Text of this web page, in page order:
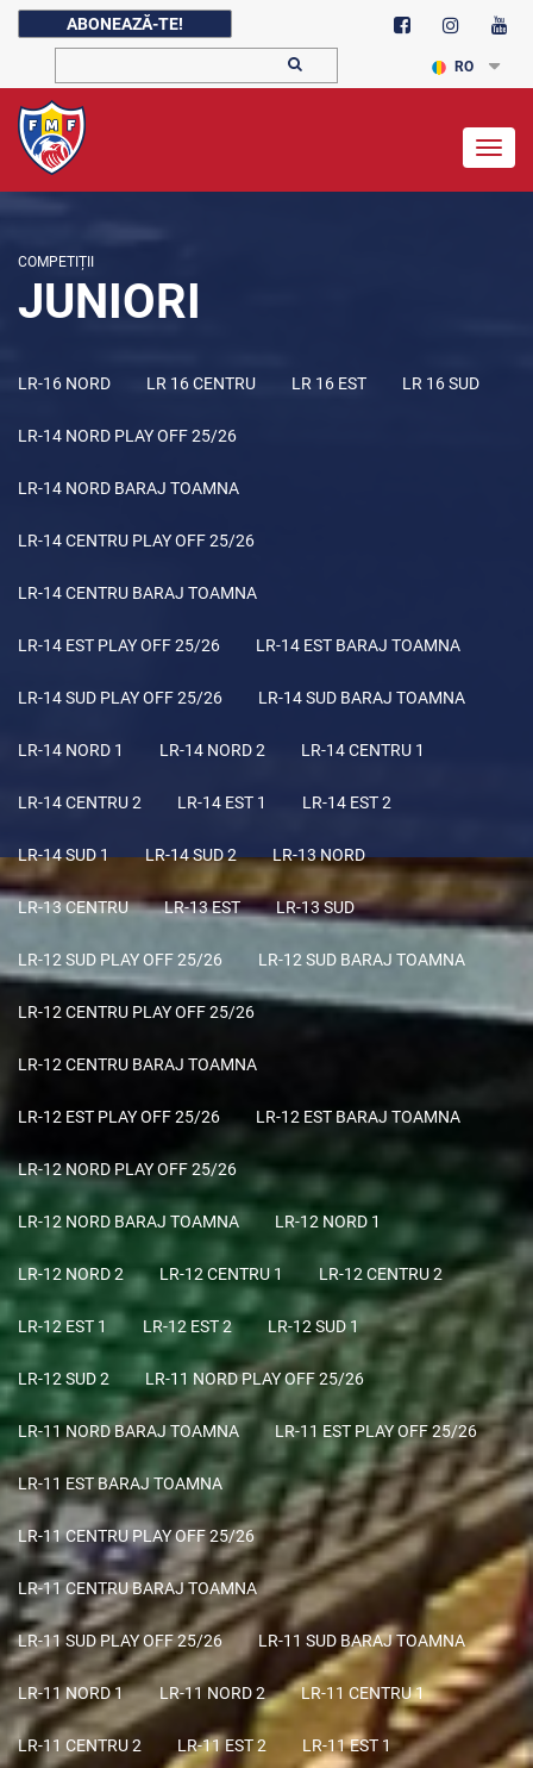
ABONEAZĂ-TE!
RO
COMPETIȚII
JUNIORI
LR-16 NORD LR 16 CENTRU LR 16 EST LR 16 SUD
LR-14 NORD PLAY OFF 25/26
LR-14 NORD BARAJ TOAMNA
LR-14 CENTRU PLAY OFF 25/26
LR-14 CENTRU BARAJ TOAMNA
LR-14 EST PLAY OFF 25/26 LR-14 EST BARAJ TOAMNA
LR-14 SUD PLAY OFF 25/26 LR-14 SUD BARAJ TOAMNA
LR-14 NORD 1 LR-14 NORD 2 LR-14 CENTRU 1
LR-14 CENTRU 2 LR-14 EST 1 LR-14 EST 2
LR-14 SUD 1 LR-14 SUD 2 LR-13 NORD
LR-13 CENTRU LR-13 EST LR-13 SUD
LR-12 SUD PLAY OFF 25/26 LR-12 SUD BARAJ TOAMNA
LR-12 CENTRU PLAY OFF 25/26
LR-12 CENTRU BARAJ TOAMNA
LR-12 EST PLAY OFF 25/26 LR-12 EST BARAJ TOAMNA
LR-12 NORD PLAY OFF 25/26
LR-12 NORD BARAJ TOAMNA LR-12 NORD 1
LR-12 NORD 2 LR-12 CENTRU 1 LR-12 CENTRU 2
LR-12 EST 1 LR-12 EST 2 LR-12 SUD 1
LR-12 SUD 2 LR-11 NORD PLAY OFF 25/26
LR-11 NORD BARAJ TOAMNA LR-11 EST PLAY OFF 25/26
LR-11 EST BARAJ TOAMNA
LR-11 CENTRU PLAY OFF 25/26
LR-11 CENTRU BARAJ TOAMNA
LR-11 SUD PLAY OFF 25/26 LR-11 SUD BARAJ TOAMNA
LR-11 NORD 1 LR-11 NORD 2 LR-11 CENTRU 1
LR-11 CENTRU 2 LR-11 EST 2 LR-11 EST 1